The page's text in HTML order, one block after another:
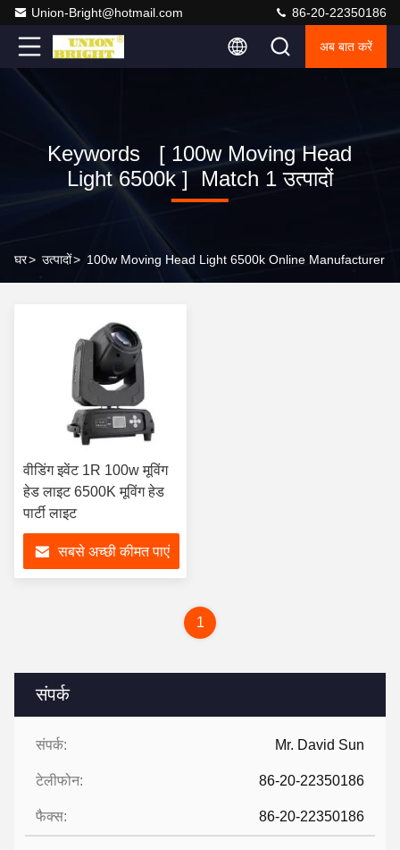
Union-Bright@hotmail.com 86-20-22350186
अब बात करें
Keywords [ 100w Moving Head
Light 6500k ] Match 1 उत्पादों
घर> उत्पादों> 100w Moving Head Light 6500k Online Manufacturer
संपर्क
संपर्क: Mr. David Sun
टेलीफोन: 86-20-22350186
फैक्स: 86-20-22350186
वीडिंग इवेंट 1R 100w मूविंग
हेड लाइट 6500K मूविंग हेड
पार्टी लाइट
सबसे अच्छी कीमत पाएं
1